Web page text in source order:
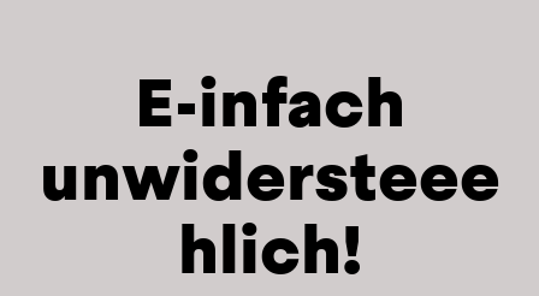
E-infach
unwidersteee
hlich!